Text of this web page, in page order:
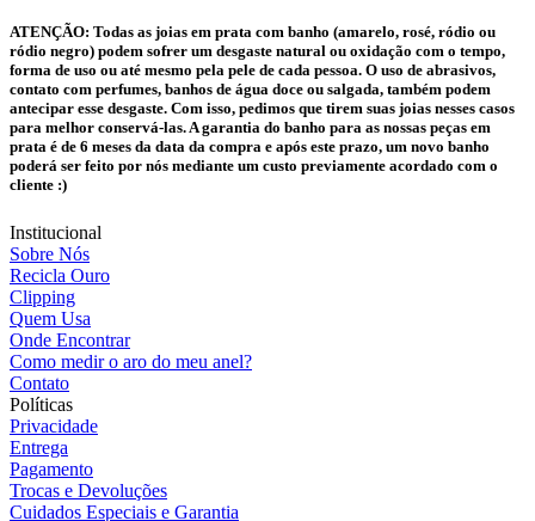
ATENÇÃO: Todas as joias em prata com banho (amarelo, rosé, ródio ou
ródio negro) podem sofrer um desgaste natural ou oxidação com o tempo,
forma de uso ou até mesmo pela pele de cada pessoa. O uso de abrasivos,
contato com perfumes, banhos de água doce ou salgada, também podem
antecipar esse desgaste. Com isso, pedimos que tirem suas joias nesses casos
para melhor conservá-las. A garantia do banho para as nossas peças em
prata é de 6 meses da data da compra e após este prazo, um novo banho
poderá ser feito por nós mediante um custo previamente acordado com o
cliente :)
Institucional
Sobre Nós
Recicla Ouro
Clipping
Quem Usa
Onde Encontrar
Como medir o aro do meu anel?
Contato
Políticas
Privacidade
Entrega
Pagamento
Trocas e Devoluções
Cuidados Especiais e Garantia